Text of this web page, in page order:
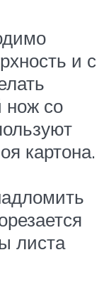
и с
нож со
картона.
листа